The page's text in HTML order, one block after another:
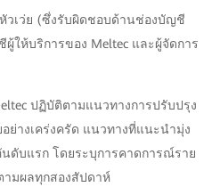
วเว่ย (ซึ่งรับผิดชอบด้านช่องบัญชี
ให้บริการของ Meltec และผู้จัดการ
ปฏิบัติตามแนวทางการปรับปรุง
ย่างเคร่งครัด แนวทางที่แนะนำมุ่ง
ดับแรก โดยระบุการคาดการณ์ราย
มผลทุกสองสัปดาห์